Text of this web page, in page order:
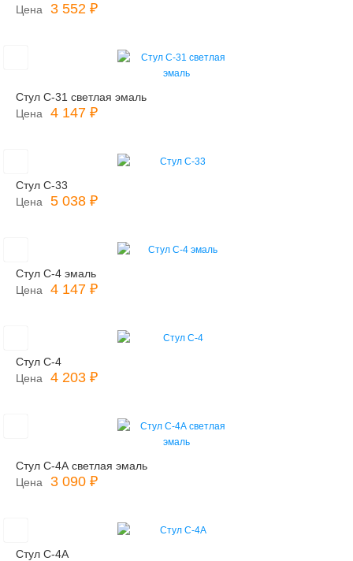
Цена
3 552 ₽
Стул С-31 светлая эмаль
Цена
4 147 ₽
Стул С-33
Цена
5 038 ₽
Стул С-4 эмаль
Цена
4 147 ₽
Стул С-4
Цена
4 203 ₽
Стул С-4А светлая эмаль
Цена
3 090 ₽
Стул С-4А